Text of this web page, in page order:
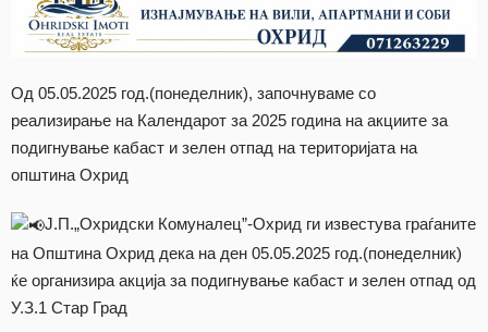
Од 05.05.2025 год.(понеделник), започнуваме со
реализирање на Календарот за 2025 година на акциите за
подигнување кабаст и зелен отпад на територијата на
општина Охрид
Ј.П.„Охридски Комуналец”-Охрид ги известува граѓаните
на Општина Охрид дека на ден 05.05.2025 год.(понеделник)
ќе организира акција за подигнување кабаст и зелен отпад од
У.З.1 Стар Град